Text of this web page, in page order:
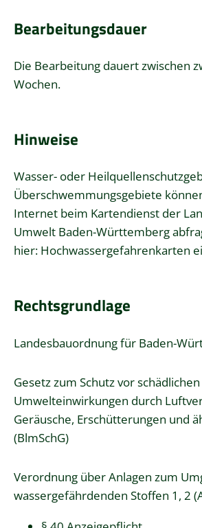
Bearbeitungsdauer
Die Bearbeitung dauert zwischen
Wochen.
Hinweise
Wasser- oder
Überschwemmungsgebiete
Internet beim Kartendienst der
Umwelt Baden-Württemberg
hier: Hochwassergefahrenkarten
Rechtsgrundlage
Landesbauordnung für Baden-
Gesetz zum Schutz vor schädlichen
Umwelteinwirkungen durch
Geräusche, Erschütterungen und
(BlmSchG)
Verordnung über Anlagen zum
wassergefährdenden Stoffen 1, 2